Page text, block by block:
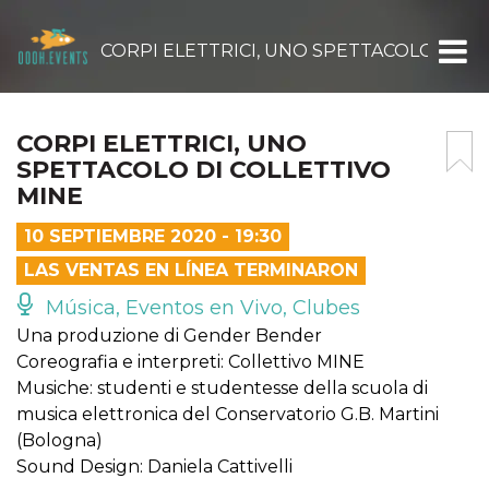
CORPI ELETTRICI, UNO SPETTACOLO DI
CORPI ELETTRICI, UNO
SPETTACOLO DI COLLETTIVO
MINE
10 SEPTIEMBRE 2020 - 19:30
LAS VENTAS EN LÍNEA TERMINARON
Música, Eventos en Vivo, Clubes
Una produzione di Gender Bender
Coreografia e interpreti: Collettivo MINE
Musiche: studenti e studentesse della scuola di
musica elettronica del Conservatorio G.B. Martini
(Bologna)
Sound Design: Daniela Cattivelli